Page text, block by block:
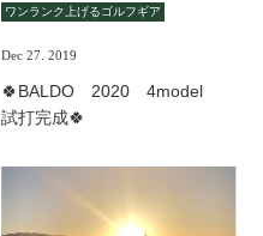
ワンランク上げるゴルフギア
Dec 27. 2019
🍀BALDO 2020 4model
試打完成🍀